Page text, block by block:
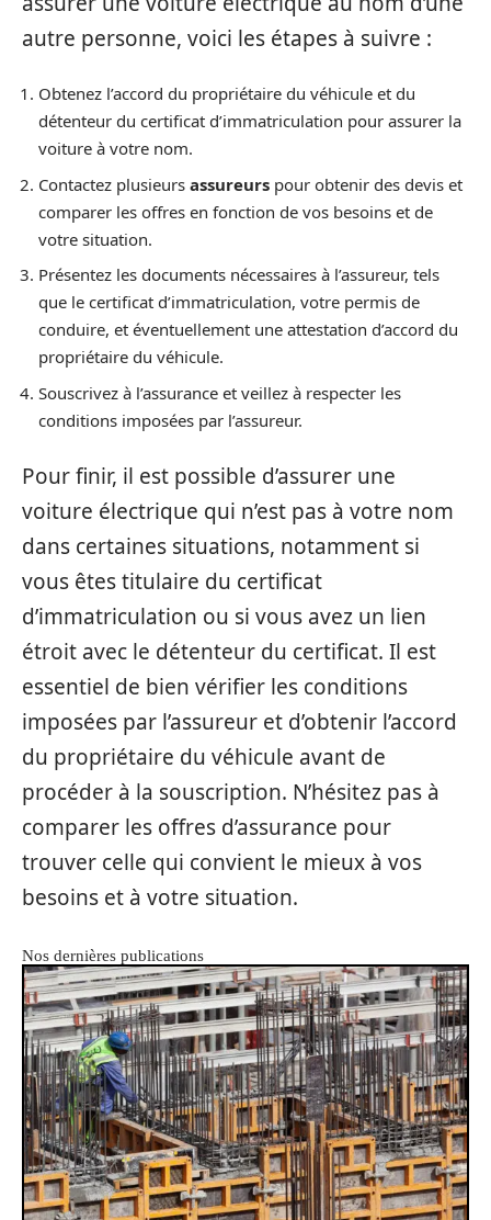
autre personne, voici les étapes à suivre :
Obtenez l’accord du propriétaire du véhicule et du
détenteur du certificat d’immatriculation pour assurer la
voiture à votre nom.
Contactez plusieurs assureurs pour obtenir des devis et
comparer les offres en fonction de vos besoins et de
votre situation.
Présentez les documents nécessaires à l’assureur, tels
que le certificat d’immatriculation, votre permis de
conduire, et éventuellement une attestation d’accord du
propriétaire du véhicule.
Souscrivez à l’assurance et veillez à respecter les
conditions imposées par l’assureur.
Pour finir, il est possible d’assurer une
voiture électrique qui n’est pas à votre nom
dans certaines situations, notamment si
vous êtes titulaire du certificat
d’immatriculation ou si vous avez un lien
étroit avec le détenteur du certificat. Il est
essentiel de bien vérifier les conditions
imposées par l’assureur et d’obtenir l’accord
du propriétaire du véhicule avant de
procéder à la souscription. N’hésitez pas à
comparer les offres d’assurance pour
trouver celle qui convient le mieux à vos
besoins et à votre situation.
Nos dernières publications